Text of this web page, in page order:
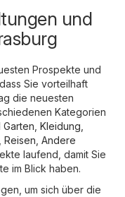
und
Prospekte und
Sie vorteilhaft
die neuesten
Kategorien
Garten Kleidung,
Reisen Andere
laufend, damit Sie
im Blick haben.
um sich über die